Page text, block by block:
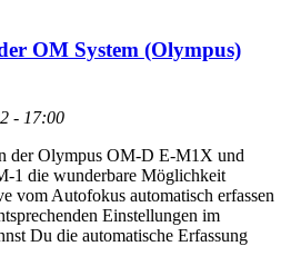
OM System (Olympus)
- 17:00
der Olympus OM-D E-M1X und
1 die wunderbare Möglichkeit
vom Autofokus automatisch erfassen
Einstellungen im
Du die automatische Erfassung